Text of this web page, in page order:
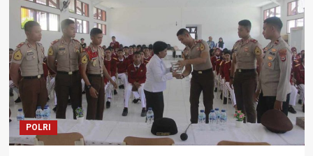
POLRI